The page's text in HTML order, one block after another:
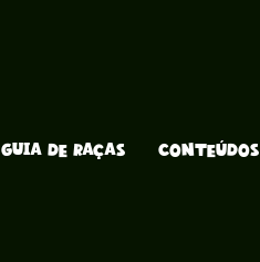
GUIA DE RAÇAS CONTEÚDOS